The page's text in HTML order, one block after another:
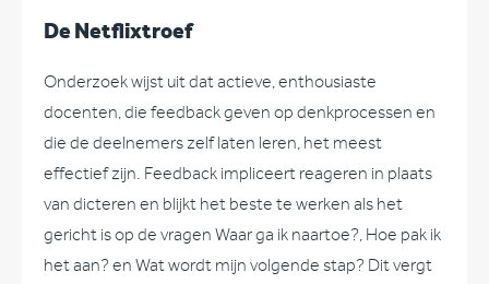
De Netflixtroef
Onderzoek wijst uit dat actieve, enthousiaste
docenten, die feedback geven op denkprocessen en
die de deelnemers zelf laten leren, het meest
effectief zijn. Feedback impliceert reageren in plaats
van dicteren en blijkt het beste te werken als het
gericht is op de vragen Waar ga ik naartoe?, Hoe pak ik
het aan? en Wat wordt mijn volgende stap? Dit vergt